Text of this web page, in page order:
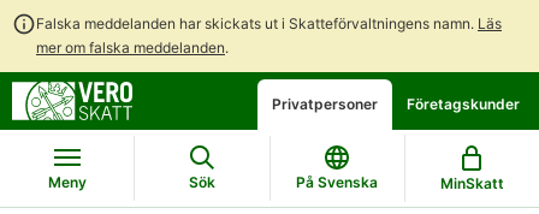
Falska meddelanden har skickats ut i Skatteförvaltningens namn. Läs
mer om falska meddelanden.
Gå
direkt
till
innehållet
Gå
till
hela
webbplatsens
sökning
Öppna
en
chattbot-
diskussion
Privatpersoner Företagskunder
Meny Sök På Svenska MinSkatt